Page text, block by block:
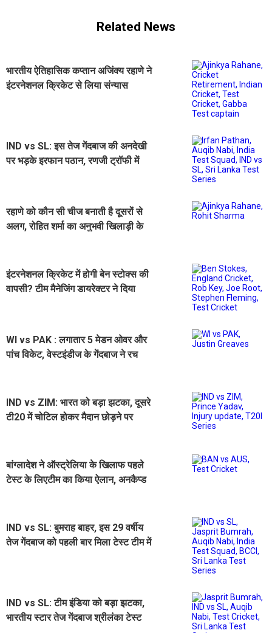
Related News
भारतीय ऐतिहासिक कप्तान अजिंक्य रहाणे ने
इंटरनेशनल क्रिकेट से लिया संन्यास
IND vs SL: इस तेज गेंदबाज की अनदेखी
पर भड़के इरफान पठान, रणजी ट्रॉफी में
रहाणे को कौन सी चीज बनाती है दूसरों से
अलग, रोहित शर्मा का अनुभवी खिलाड़ी के
इंटरनेशनल क्रिकेट में होगी बेन स्टोक्स की
वापसी? टीम मैनेजिंग डायरेक्टर ने दिया
WI vs PAK : लगातार 5 मेडन ओवर और
पांच विकेट, वेस्टइंडीज के गेंदबाज ने रच
IND vs ZIM: भारत को बड़ा झटका, दूसरे
टी20 में चोटिल होकर मैदान छोड़ने पर
बांग्लादेश ने ऑस्ट्रेलिया के खिलाफ पहले
टेस्ट के लिएटीम का किया ऐलान, अनकैप्ड
IND vs SL: बुमराह बाहर, इस 29 वर्षीय
तेज गेंदबाज को पहली बार मिला टेस्ट टीम में
IND vs SL: टीम इंडिया को बड़ा झटका,
भारतीय स्टार तेज गेंदबाज श्रीलंका टेस्ट